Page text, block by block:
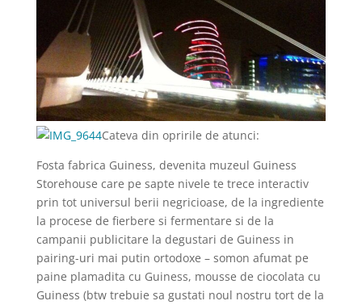
Cateva din opririle de atunci:
Fosta fabrica Guiness, devenita muzeul Guiness
Storehouse care pe sapte nivele te trece interactiv
prin tot universul berii negricioase, de la ingrediente
la procese de fierbere si fermentare si de la
campanii publicitare la degustari de Guiness in
pairing-uri mai putin ortodoxe – somon afumat pe
paine plamadita cu Guiness, mousse de ciocolata cu
Guiness (btw trebuie sa gustati noul nostru tort de la